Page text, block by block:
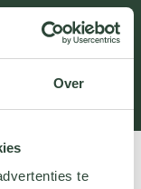
Over
te
pouvez nous
un e-